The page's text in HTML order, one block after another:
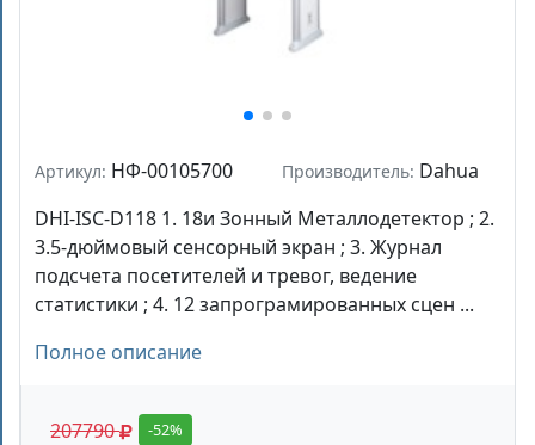
Артикул: НФ-00105700 Производитель: Dahua
DHI-ISC-D118 1. 18и Зонный Металлодетектор ; 2.
3.5-дюймовый сенсорный экран ; 3. Журнал
подсчета посетителей и тревог, ведение
статистики ; 4. 12 запрограмированных сцен ...
Полное описание
207790 -52%